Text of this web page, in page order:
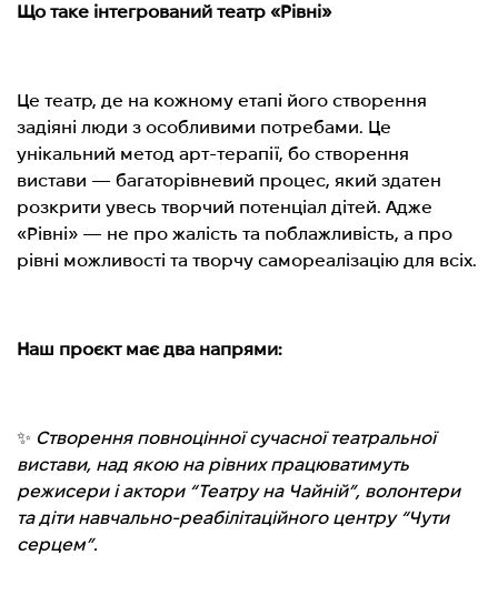
Що таке інтегрований театр «Рівні»
Це театр, де на кожному етапі його створення
задіяні люди з особливими потребами. Це
унікальний метод арт-терапії, бо створення
вистави — багаторівневий процес, який здатен
розкрити увесь творчий потенціал дітей. Адже
«Рівні» — не про жалість та поблажливість, а про
рівні можливості та творчу самореалізацію для всіх.
Наш проєкт має два напрями:
✨ Створення повноцінної сучасної театральної
вистави, над якою на рівних працюватимуть
режисери і актори “Театру на Чайній”, волонтери
та діти навчально-реабілітаційного центру “Чути
серцем”.